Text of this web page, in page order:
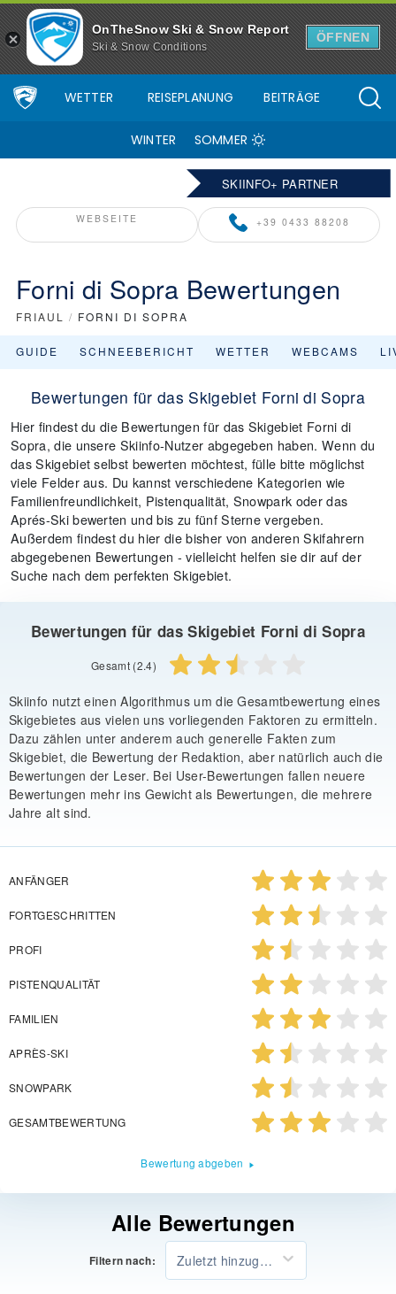
OnTheSnow Ski & Snow Report
Ski & Snow Conditions
ÖFFNEN
WETTER REISEPLANUNG BEITRÄGE
WINTER SOMMER
SKIINFO+ PARTNER
WEBSEITE +39 0433 88208
Forni di Sopra Bewertungen
FRIAUL / FORNI DI SOPRA
GUIDE SCHNEEBERICHT WETTER WEBCAMS
Bewertungen für das Skigebiet Forni di Sopra
Hier findest du die Bewertungen für das Skigebiet Forni di
Sopra, die unsere Skiinfo-Nutzer abgegeben haben. Wenn du
das Skigebiet selbst bewerten möchtest, fülle bitte möglichst
viele Felder aus. Du kannst verschiedene Kategorien wie
Familienfreundlichkeit, Pistenqualität, Snowpark oder das
Aprés-Ski bewerten und bis zu fünf Sterne vergeben.
Außerdem findest du hier die bisher von anderen Skifahrern
abgegebenen Bewertungen - vielleicht helfen sie dir auf der
Suche nach dem perfekten Skigebiet.
Bewertungen für das Skigebiet Forni di Sopra
Gesamt (2.4)
Skiinfo nutzt einen Algorithmus um die Gesamtbewertung eines
Skigebietes aus vielen uns vorliegenden Faktoren zu ermitteln.
Dazu zählen unter anderem auch generelle Fakten zum
Skigebiet, die Bewertung der Redaktion, aber natürlich auch die
Bewertungen der Leser. Bei User-Bewertungen fallen neuere
Bewertungen mehr ins Gewicht als Bewertungen, die mehrere
Jahre alt sind.
ANFÄNGER
FORTGESCHRITTEN
PROFI
PISTENQUALITÄT
FAMILIEN
APRÈS-SKI
SNOWPARK
GESAMTBEWERTUNG
Bewertung abgeben
Alle Bewertungen
Filtern nach: Zuletzt hinzugefügt